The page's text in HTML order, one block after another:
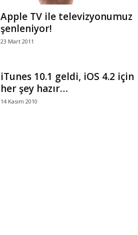
Apple TV ile televizyonumuz
şenleniyor!
23 Mart 2011
iTunes 10.1 geldi, iOS 4.2 için
her şey hazır…
14 Kasım 2010